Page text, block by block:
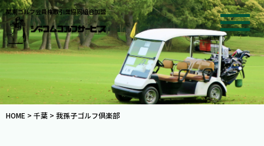
関東ゴルフ会員権取引業協同組合加盟
HOME > 千葉 > 我孫子ゴルフ倶楽部